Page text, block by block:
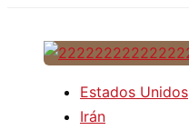
Estados Unidos
Irán